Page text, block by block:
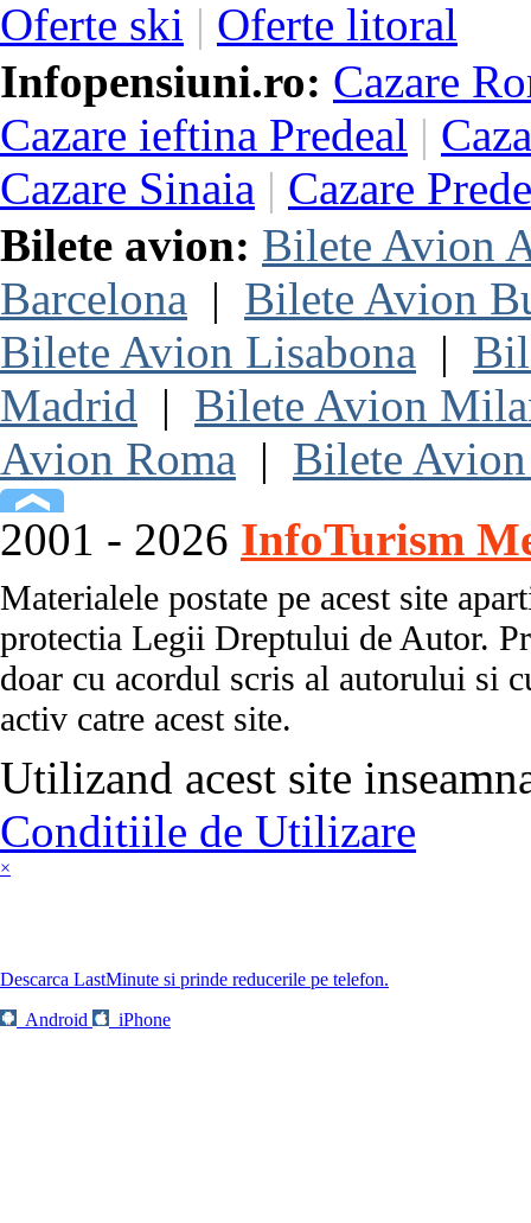
Oferte ski | Oferte litoral
Infopensiuni.ro: Cazare
Cazare ieftina Predeal |
Cazare Sinaia | Cazare
Bilete avion: Bilete Avion
Barcelona | Bilete Avion
Bilete Avion Lisabona |
Madrid | Bilete Avion
Avion Roma | Bilete
2001 - 2026 InfoTurism
Materialele postate pe acest site
protectia Legii Dreptului de Autor.
doar cu acordul scris al autorului si
activ catre acest site.
Utilizand acest site
Conditiile de Utilizare
×
Descarca LastMinute si prinde reducerile pe telefon.
Android
iPhone